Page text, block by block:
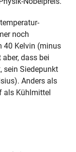
noch
40 Kelvin (minus
dass bei
sein Siedepunkt
Anders als
als Kühlmittel